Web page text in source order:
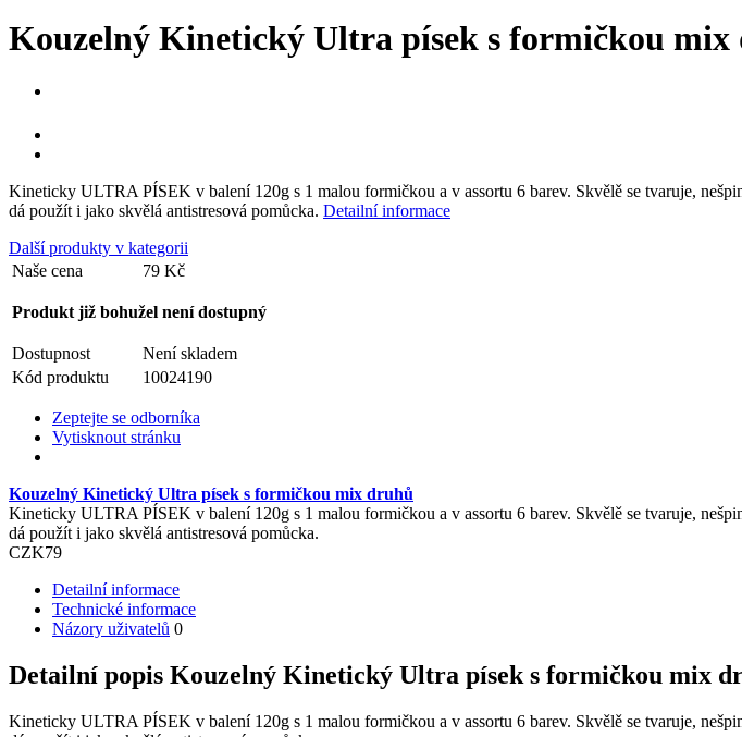
Kouzelný Kinetický Ultra písek s formičkou mix
Kineticky ULTRA PÍSEK v balení 120g s 1 malou formičkou a v assortu 6 barev. Skvělě se tvaruje,
dá použít i jako skvělá antistresová pomůcka. Detailní informace
Další produkty v kategorii
Naše cena
79 Kč
Produkt již bohužel není dostupný
Dostupnost
Není skladem
Kód produktu
10024190
Zeptejte se odborníka
Vytisknout stránku
Kouzelný Kinetický Ultra písek s formičkou mix druhů
Kineticky ULTRA PÍSEK v balení 120g s 1 malou formičkou a v assortu 6 barev. Skvělě se tvaruje,
dá použít i jako skvělá antistresová pomůcka.
CZK79
Detailní informace
Technické informace
Názory uživatelů 0
Detailní popis Kouzelný Kinetický Ultra písek s formičkou mix
Kineticky ULTRA PÍSEK v balení 120g s 1 malou formičkou a v assortu 6 barev. Skvělě se tvaruje,